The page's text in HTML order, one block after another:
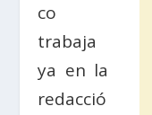
co
trabaja
ya en la
redacció